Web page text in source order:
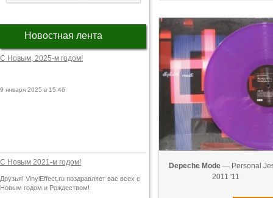
Новостная лента
С Новым, 2025-м годом!
9 января 2025 в 15:46
С Новым 2021-м годом!
Друзья! VinylEffect.ru поздравляет вас всех с
Новым годом и Рождеством!
Depeche Mode — Personal
2011 '11